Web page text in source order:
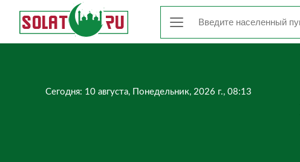
Сегодня: 10 августа, Понедельник, 2026 г., 08:13